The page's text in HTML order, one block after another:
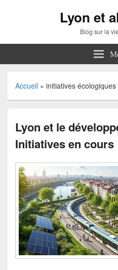
Lyon et
Blog sur la
Accueil » initiatives écologiques
Lyon et le
Initiatives en cours